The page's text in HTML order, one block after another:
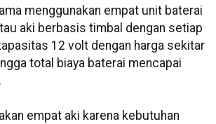
menggunakan empat unit baterai
aki berbasis timbal dengan setiap
12 volt dengan harga sekitar
total biaya baterai mencapai
empat aki karena kebutuhan